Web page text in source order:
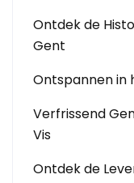
Ontdek de
Gent
Ontspannen in
Verfrissend
Vis
Ontdek de